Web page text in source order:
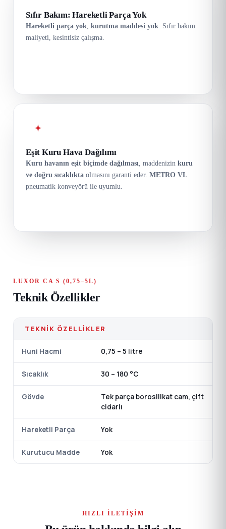
Sıfır Bakım: Hareketli Parça Yok
Hareketli parça yok kurutma maddesi yok . Sıfır bakım
maliyeti, kesintisiz çalışma.
Eşit Kuru Hava Dağılımı
Kuru havanın eşit biçimde dağılması , maddenizin kuru
ve doğru sıcaklıkta olmasını garanti eder. METRO VL
pneumatik konveyörü ile uyumlu.
LUXOR CA S (0,75–5L)
Teknik Özellikler
TEKNIK ÖZELLIKLER
Huni Hacmi 0,75 – 5 litre
Sıcaklık 30 – 180 °C
Gövde
Tek parça borosilikat cam, çift
cidarlı
Hareketli Parça Yok
Kurutucu Madde Yok
HIZLI İLETIŞIM